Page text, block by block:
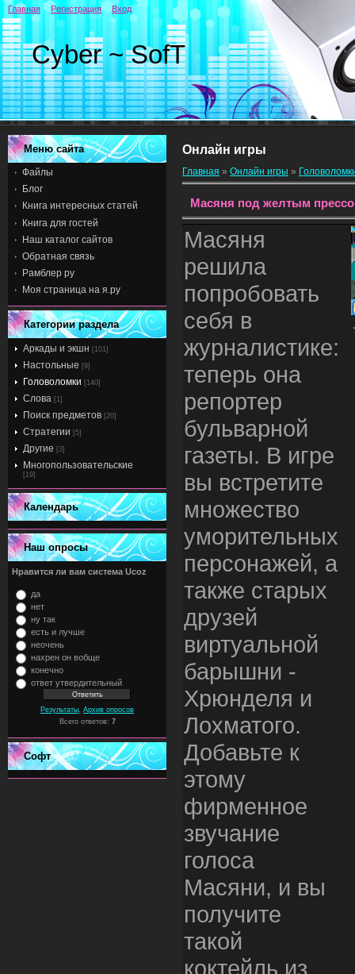
Cyber ~ SofT
Главная Регистрация Вход
Меню сайта
Файлы
Блог
Книга интересных статей
Книга для гостей
Наш каталог сайтов
Обратная связь
Рамблер ру
Моя страница на я.ру
Категории раздела
Аркады и экшн [101]
Настольные [9]
Головоломки [140]
Слова [1]
Поиск предметов [20]
Стратегии [5]
Другие [3]
Многопользовательские
[19]
Календарь
Наш опросы
Нравится ли вам система Ucoz
да
нет
ну так
есть и лучше
неочень
нахрен он вобще
конечно
ответ утвердительный
Результаты Архив опросов
Всего ответов: 7
Софт
Онлайн игры
Главная » Онлайн игры »
Масяня под желтым
Масяня
решила
попробовать
себя в
журналистике:
теперь она
репортер
бульварной
газеты. В игре
вы встретите
множество
уморительных
персонажей, а
также старых
друзей
виртуальной
барышни -
Хрюнделя и
Лохматого.
Добавьте к
этому
фирменное
звучание
голоса
Масяни, и вы
получите
такой
коктейль из